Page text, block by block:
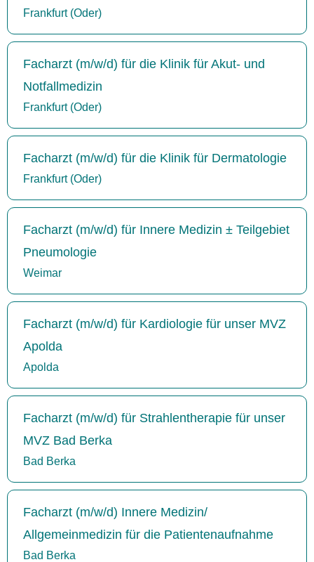
Frankfurt (Oder)
Facharzt (m/w/d) für die Klinik für Akut- und
Notfallmedizin
Frankfurt (Oder)
Facharzt (m/w/d) für die Klinik für Dermatologie
Frankfurt (Oder)
Facharzt (m/w/d) für Innere Medizin ± Teilgebiet
Pneumologie
Weimar
Facharzt (m/w/d) für Kardiologie für unser MVZ
Apolda
Apolda
Facharzt (m/w/d) für Strahlentherapie für unser
MVZ Bad Berka
Bad Berka
Facharzt (m/w/d) Innere Medizin/
Allgemeinmedizin für die Patientenaufnahme
Bad Berka